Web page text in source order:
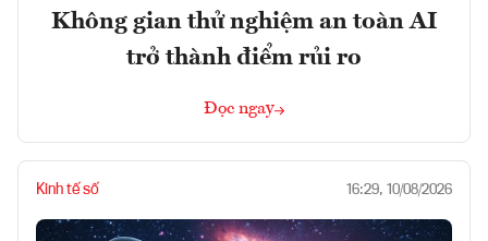
Không gian thử nghiệm an toàn AI
trở thành điểm rủi ro
Đọc ngay
Kinh tế số 16:29, 10/08/2026